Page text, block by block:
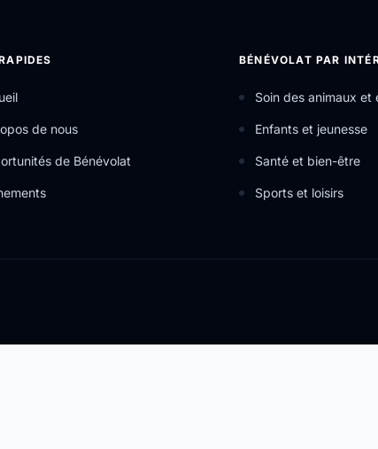
de nous
de Bénévolat
BÉNÉVOLAT PAR
Soin des animaux et
Enfants et jeunesse
Santé et bien-être
Sports et loisirs